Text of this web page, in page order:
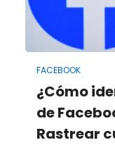
FACEBOOK
¿Cómo
de
Rastrear